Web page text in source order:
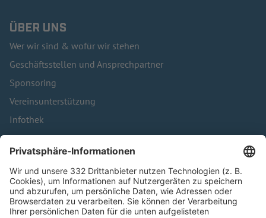
ÜBER UNS
Wer wir sind & wofür wir stehen
Geschäftsstellen und Ansprechpartner
Sponsoring
Vereinsunterstützung
Infothek
Kontakt
HÄUFIG BESUCHTE SEITEN
Pässe und Vereinswechsel
Trainerausbildung